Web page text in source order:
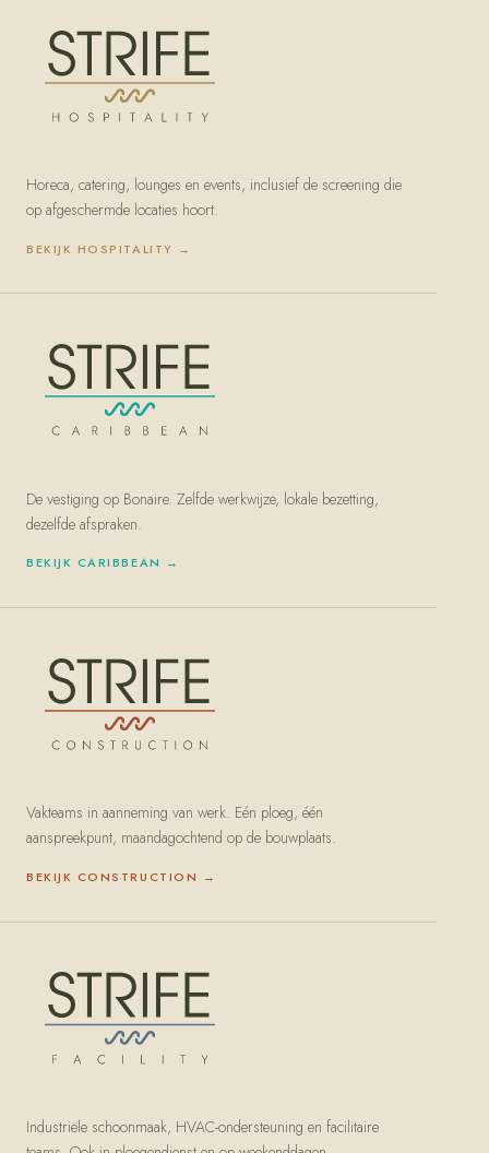
Horeca, catering, lounges en events, inclusief de screening die
op afgeschermde locaties hoort.
BEKIJK HOSPITALITY →
De vestiging op Bonaire. Zelfde werkwijze, lokale bezetting,
dezelfde afspraken.
BEKIJK CARIBBEAN →
Vakteams in aanneming van werk. Eén ploeg, één
aanspreekpunt, maandagochtend op de bouwplaats.
BEKIJK CONSTRUCTION →
Industriële schoonmaak, HVAC-ondersteuning en facilitaire